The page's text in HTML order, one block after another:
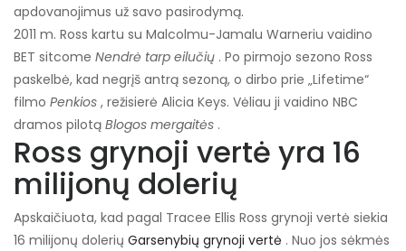
apdovanojimus už savo pasirodymą.
2011 m. Ross kartu su Malcolmu-Jamalu Warneriu vaidino
BET sitcome Nendrė tarp eilučių . Po pirmojo sezono Ross
paskelbė, kad negrįš antrą sezoną, o dirbo prie „Lifetime“
filmo Penkios , režisierė Alicia Keys. Vėliau ji vaidino NBC
dramos pilotą Blogos mergaitės .
Ross grynoji vertė yra 16
milijonų dolerių
Apskaičiuota, kad pagal Tracee Ellis Ross grynoji vertė siekia
16 milijonų dolerių Garsenybių grynoji vertė . Nuo jos sėkmės